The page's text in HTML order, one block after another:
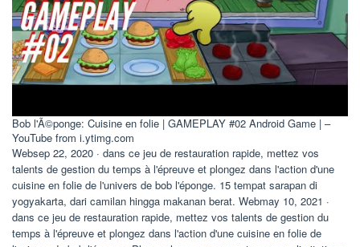
Bob l'Ã©ponge: Cuisine en folie | GAMEPLAY #02 Android Game | –
YouTube from i.ytimg.com
Websep 22, 2020 · dans ce jeu de restauration rapide, mettez vos
talents de gestion du temps à l'épreuve et plongez dans l'action d'une
cuisine en folie de l'univers de bob l'éponge. 15 tempat sarapan di
yogyakarta, dari camilan hingga makanan berat. Webmay 10, 2021 ·
dans ce jeu de restauration rapide, mettez vos talents de gestion du
temps à l'épreuve et plongez dans l'action d'une cuisine en folie de